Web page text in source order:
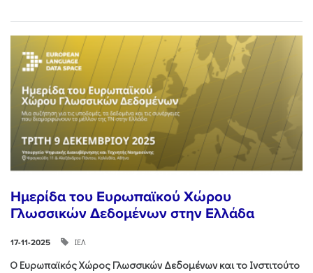
Ημερίδα του Ευρωπαϊκού Χώρου
Γλωσσικών Δεδομένων στην Ελλάδα
17-11-2025 ΙΕΛ
Ο Ευρωπαϊκός Χώρος Γλωσσικών Δεδομένων και το Ινστιτούτο